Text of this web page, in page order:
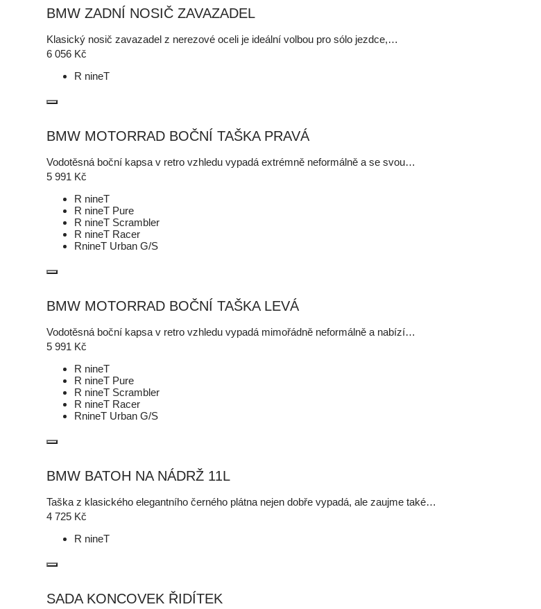
BMW ZADNÍ NOSIČ ZAVAZADEL
Klasický nosič zavazadel z nerezové oceli je ideální volbou pro sólo jezdce,…
6 056 Kč
R nineT
BMW MOTORRAD BOČNÍ TAŠKA PRAVÁ
Vodotěsná boční kapsa v retro vzhledu vypadá extrémně neformálně a se svou…
5 991 Kč
R nineT
R nineT Pure
R nineT Scrambler
R nineT Racer
RnineT Urban G/S
BMW MOTORRAD BOČNÍ TAŠKA LEVÁ
Vodotěsná boční kapsa v retro vzhledu vypadá mimořádně neformálně a nabízí…
5 991 Kč
R nineT
R nineT Pure
R nineT Scrambler
R nineT Racer
RnineT Urban G/S
BMW BATOH NA NÁDRŽ 11L
Taška z klasického elegantního černého plátna nejen dobře vypadá, ale zaujme také…
4 725 Kč
R nineT
SADA KONCOVEK ŘIDÍTEK